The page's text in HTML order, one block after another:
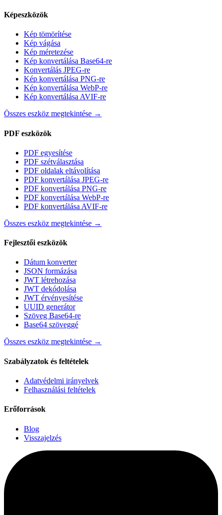
Képeszközök
Kép tömörítése
Kép vágása
Kép méretezése
Kép konvertálása Base64-re
Konvertálás JPEG-re
Kép konvertálása PNG-re
Kép konvertálása WebP-re
Kép konvertálása AVIF-re
Összes eszköz megtekintése →
PDF eszközök
PDF egyesítése
PDF szétválasztása
PDF oldalak eltávolítása
PDF konvertálása JPEG-re
PDF konvertálása PNG-re
PDF konvertálása WebP-re
PDF konvertálása AVIF-re
Összes eszköz megtekintése →
Fejlesztői eszközök
Dátum konverter
JSON formázása
JWT létrehozása
JWT dekódolása
JWT érvényesítése
UUID generátor
Szöveg Base64-re
Base64 szöveggé
Összes eszköz megtekintése →
Szabályzatok és feltételek
Adatvédelmi irányelvek
Felhasználási feltételek
Erőforrások
Blog
Visszajelzés